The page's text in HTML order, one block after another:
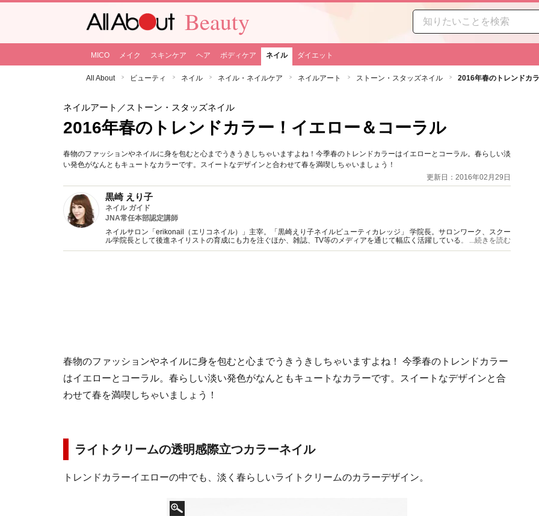
Beauty
MICO メイク スキンケア ヘア ボディケア ネイル ダイエット
All About ビューティ ネイル ネイル・ネイルケア ネイルアート ストーン・スタッズネイル 2016年春のトレンドカ
ネイルアート ／ストーン・スタッズネイル
2016年春のトレンドカラー！イエロー＆コーラル
春物のファッションやネイルに身を包むと心までうきうきしちゃいますよね！今季春のトレンドカラーはイエローとコーラル。春らしい淡
い発色がなんともキュートなカラーです。スイートなデザインと合わせて春を満喫しちゃいましょう！
更新日：2016年02月29日
黒崎 えり子
ネイル ガイド
JNA常任本部認定講師
ネイルサロン「erikonail（エリコネイル）」主宰。「黒崎えり子ネイルビューティカレッジ」 学院長。サロンワーク、スクー
ル学院長として後進ネイリストの育成にも力を注ぐほか、雑誌、TV等のメディアを通じて幅広く活躍している。
...続きを読む
春物のファッションやネイルに身を包むと心までうきうきしちゃいますよね！ 今季春のトレンドカラー
はイエローとコーラル。春らしい淡い発色がなんともキュートなカラーです。スイートなデザインと合
わせて春を満喫しちゃいましょう！
ライトクリームの透明感際立つカラーネイル
トレンドカラーイエローの中でも、淡く春らしいライトクリームのカラーデザイン。